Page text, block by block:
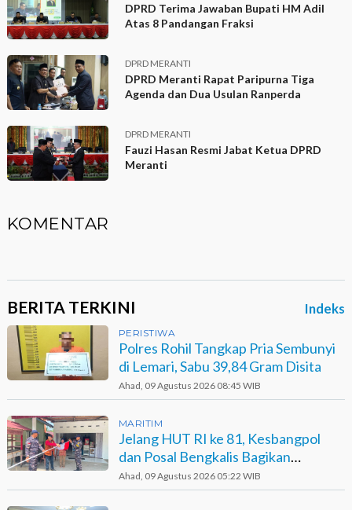
DPRD Terima Jawaban Bupati HM Adil
Atas 8 Pandangan Fraksi
DPRD MERANTI
DPRD Meranti Rapat Paripurna Tiga
Agenda dan Dua Usulan Ranperda
DPRD MERANTI
Fauzi Hasan Resmi Jabat Ketua DPRD
Meranti
KOMENTAR
BERITA TERKINI Indeks
PERISTIWA
Polres Rohil Tangkap Pria Sembunyi
di Lemari, Sabu 39,84 Gram Disita
Ahad, 09 Agustus 2026 08:45 WIB
MARITIM
Jelang HUT RI ke 81, Kesbangpol
dan Posal Bengkalis Bagikan
Bendera ke Warga Pesisir
Ahad, 09 Agustus 2026 05:22 WIB